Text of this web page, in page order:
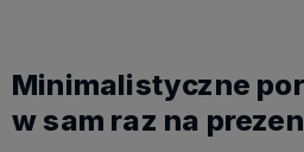
Minimalistyczne
w sam raz na